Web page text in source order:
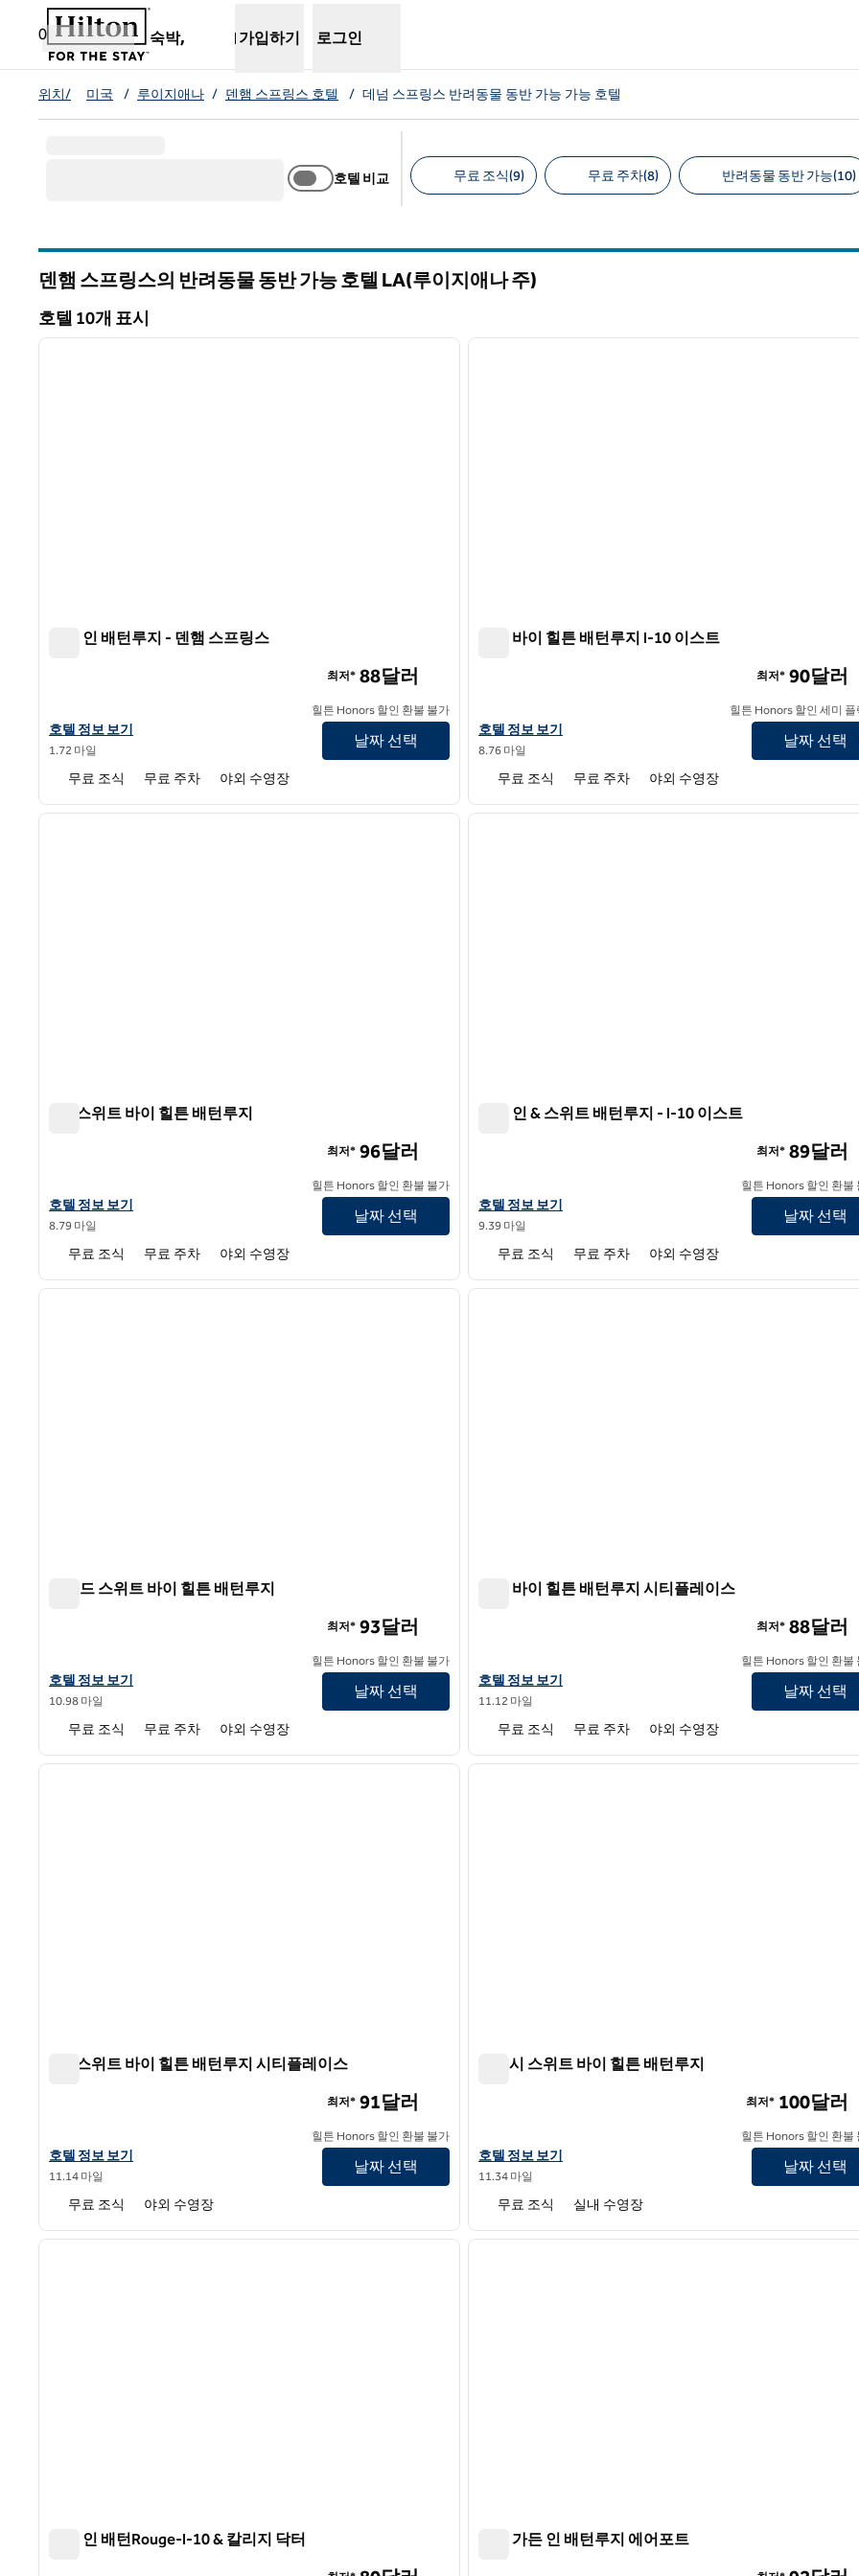
콘텐츠로 이동
0
숙박,
새 탭 열림
가입하기 로그인
위치/ 미국 / 루이지애나 / 덴햄 스프링스 호텔 / 데넘 스프링스 반려동물 동반 가능 가능 호텔
호텔 비교 무료 조식(9) 무료 주차(8) 반려동물 동반 가능(10)
덴햄 스프링스의 반려동물 동반 가능 호텔 LA(루이지애나 주)
호텔 10개 표시
호텔 10개 표시
1/12
다음 이미지
햄튼 인 배턴루지 - 덴햄 스프링스
햄튼 인 배턴루지 - 덴햄 스프링스의 호텔 정보 보기
호텔 정보 보기
1.72 마일
최저* 88달러
힐튼 Honors 할인 환불 불가
날짜 선택
무료 조식 무료 주차 야외 수영장
1/12
트루 바이 힐튼 배턴루지 I-10 이스트
트루 바이 힐튼 배턴루지 I-10 이스트의 호텔 정보 보기
호텔 정보 보기
8.76 마일
최저* 90달러
힐튼 Honors 할인 세미 플
날짜 선택
무료 조식 무료 주차 야외 수영장
1/12
다음 이미지
홈2 스위트 바이 힐튼 배턴루지
홈2 스위트 바이 힐튼 배턴루지의 호텔 정보 보기
호텔 정보 보기
8.79 마일
최저* 96달러
힐튼 Honors 할인 환불 불가
날짜 선택
무료 조식 무료 주차 야외 수영장
1/12
햄튼 인 & 스위트 배턴루지 - I-10 이스트
햄튼 인 & 스위트 배턴루지 - I-10 이스트의 호텔 정보 보기
호텔 정보 보기
9.39 마일
최저* 89달러
힐튼 Honors 할인 환불
날짜 선택
무료 조식 무료 주차 야외 수영장
1/12
다음 이미지
홈우드 스위트 바이 힐튼 배턴루지
홈우드 스위트 바이 힐튼 배턴루지의 호텔 정보 보기
호텔 정보 보기
10.98 마일
최저* 93달러
힐튼 Honors 할인 환불 불가
날짜 선택
무료 조식 무료 주차 야외 수영장
1/9
트루 바이 힐튼 배턴루지 시티플레이스
트루 바이 힐튼 Baton Rouge Citiplace의 호텔 정보 보기
호텔 정보 보기
11.12 마일
최저* 88달러
힐튼 Honors 할인 환불
날짜 선택
무료 조식 무료 주차 야외 수영장
1/12
다음 이미지
홈2 스위트 바이 힐튼 배턴루지 시티플레이스
홈2 스위트 바이 힐튼 배턴루지 시티플레이스의 호텔 정보 보기
호텔 정보 보기
11.14 마일
최저* 91달러
힐튼 Honors 할인 환불 불가
날짜 선택
무료 조식 야외 수영장
1/12
엠버시 스위트 바이 힐튼 배턴루지
앰버시 스위트 바이 힐튼 배턴루지의 호텔 정보 보기
호텔 정보 보기
11.34 마일
최저* 100달러
힐튼 Honors 할인 환불
날짜 선택
무료 조식 실내 수영장
1/12
다음 이미지
햄튼 인 배턴Rouge-I-10 & 칼리지 닥터
1/12
힐튼 가든 인 배턴루지 에어포트